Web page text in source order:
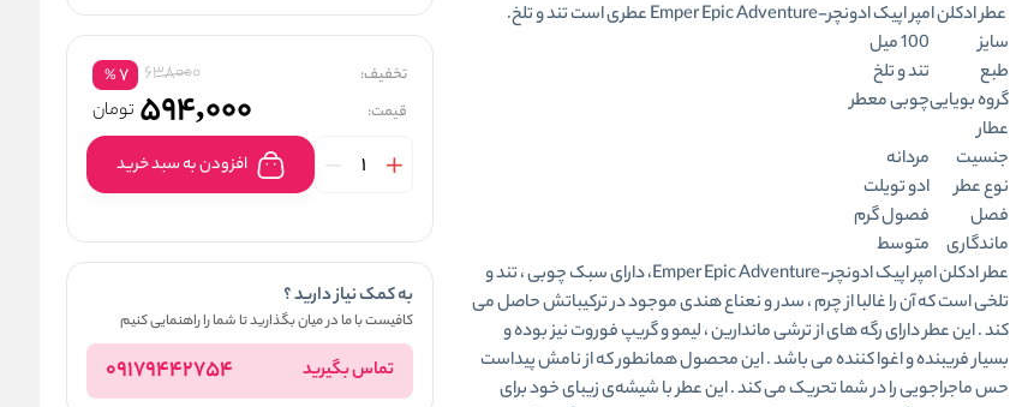
عطر ادکلن امپر اپیک ادونچر-Emper Epic Adventure عطری است تند و تلخ.
سایز
100 میل
طبع
تند و تلخ
گروه بویاییچوبی معطر
عطار
جنسیت
مردانه
نوع عطر
ادو تویلت
فصل
فصول گرم
ماندگاری
متوسط
عطر ادکلن امپر اپیک ادونچر-Emper Epic Adventure، دارای سبک چوبی ، تند و
تلخی است که آن را غالبا از چرم ، سدر و نعناع هندی موجود در ترکیباتش حاصل می
کند . این عطر دارای رگه های از ترشی ماندارین ، لیمو و گریپ فوروت نیز بوده و
بسیار فریبنده و اغوا کننده می باشد.این محصول همانطور که از نامش پیداست
حس ماجراجویی را در شما تحریک می کند . این عطر با شیشه‌ی زیبای خود برای
تخفیف: 638000
7
%
قیمت: 594,000 تومان
افزودن به سبد خرید
به کمک نیاز دارید ؟
کافیست با ما در میان بگذارید تا شما را راهنمایی کنیم
تماس بگیرید 09179442754